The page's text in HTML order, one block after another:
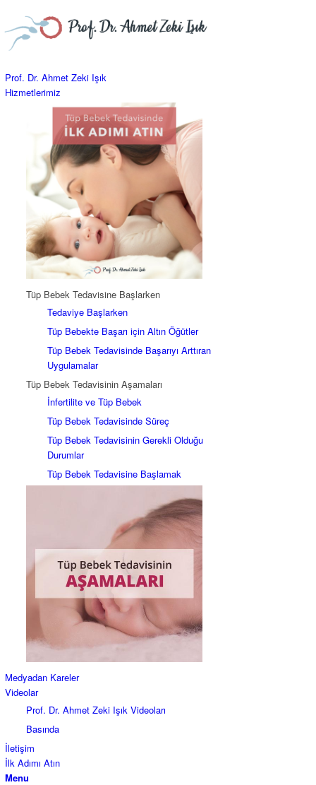
Prof. Dr. Ahmet Zeki Işık
Hizmetlerimiz
Tüp Bebek Tedavisine Başlarken
Tedaviye Başlarken
Tüp Bebekte Başarı için Altın Öğütler
Tüp Bebek Tedavisinde Başarıyı Arttıran
Uygulamalar
Tüp Bebek Tedavisinin Aşamaları
İnfertilite ve Tüp Bebek
Tüp Bebek Tedavisinde Süreç
Tüp Bebek Tedavisinin Gerekli Olduğu
Durumlar
Tüp Bebek Tedavisine Başlamak
Medyadan Kareler
Videolar
Prof. Dr. Ahmet Zeki Işık Videoları
Basında
İletişim
İlk Adımı Atın
Menu